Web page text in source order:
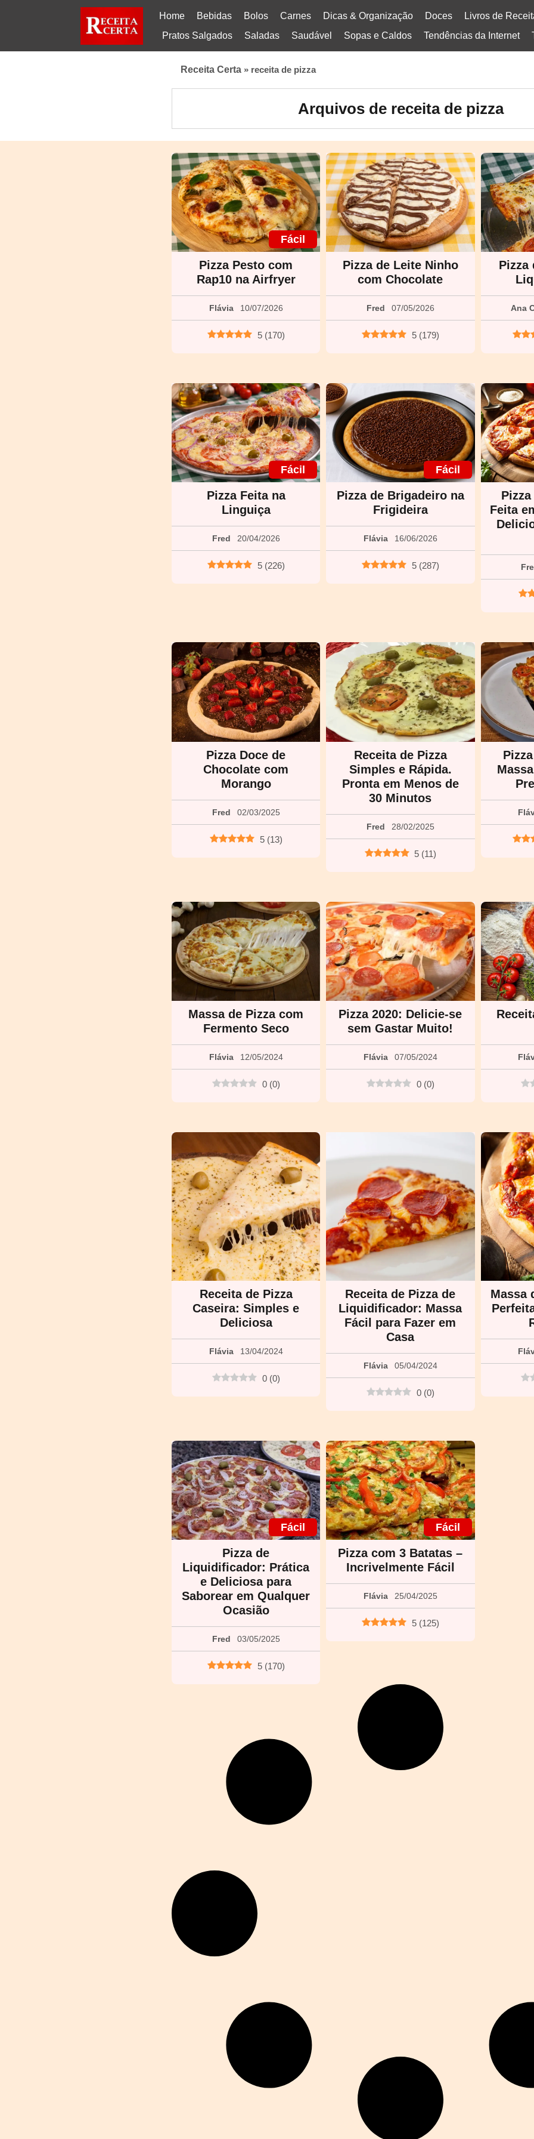
Home Bebidas Bolos Carnes Dicas & Organização Doces Livros de
Pratos Salgados
Saladas Saudável Sopas e Caldos Tendências da Internet
Receita Certa » receita de pizza
Arquivos de receita de pizza
Fácil
Pizza Pesto com
Rap10 na Airfryer
Flávia 10/07/2026
5 (170)
Pizza de Leite Ninho
com Chocolate
Fred 07/05/2026
5 (179)
Pizza
Ana
Fácil
Pizza Feita na
Linguiça
Fred 20/04/2026
5 (226)
Fácil
Pizza de Brigadeiro na
Frigideira
Flávia 16/06/2026
5 (287)
Feita
Pizza Doce de
Chocolate com
Morango
Fred 02/03/2025
5 (13)
Receita de Pizza
Simples e Rápida.
Pronta em Menos de
30 Minutos
Fred 28/02/2025
5 (11)
Massa de Pizza com
Fermento Seco
Flávia 12/05/2024
0 (0)
Pizza 2020: Delicie-se
sem Gastar Muito!
Flávia 07/05/2024
0 (0)
Receita de Pizza
Caseira: Simples e
Deliciosa
Flávia 13/04/2024
0 (0)
Receita de Pizza de
Liquidificador: Massa
Fácil para Fazer em
Casa
Flávia 05/04/2024
0 (0)
Massa
Fácil
Pizza de
Liquidificador: Prática
e Deliciosa para
Saborear em Qualquer
Ocasião
Fred 03/05/2025
5 (170)
Fácil
Pizza com 3 Batatas –
Incrivelmente Fácil
Flávia 25/04/2025
5 (125)